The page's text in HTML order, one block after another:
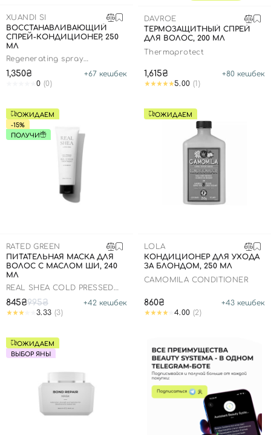
Кремы для тела с SPF
Миниатюры
Карбокситерапия
Бьюти Гаджеты
Автозагар
Шея и декольте
Специальный уход
Для детей
Дезодоранты
Интимный уход
XUANDI SI
ВОССТАНАВЛИВАЮЩИЙ
СПРЕЙ-КОНДИЦИОНЕР, 250
МЛ
Regenerating spray
1,350₴ +67 кешбек
0 (0)
DAVROE
ТЕРМОЗАЩИТНЫЙ СПРЕЙ
ДЛЯ ВОЛОС, 200 МЛ
Thermaprotect
1,615₴ +80 кешбек
5.00 (1)
ОЖИДАЕМ
-15%
ПОЛУЧИ
RATED GREEN
ПИТАТЕЛЬНАЯ МАСКА ДЛЯ
ВОЛОС С МАСЛОМ ШИ, 240
МЛ
REAL SHEA COLD PRESSED
TREATMENT
845₴995₴ +42 кешбек
3.33 (3)
ОЖИДАЕМ
LOLA
КОНДИЦИОНЕР ДЛЯ УХОДА
ЗА БЛОНДОМ, 250 МЛ
CAMOMILA CONDITIONER
860₴ +43 кешбек
4.00 (2)
ОЖИДАЕМ
ВЫБОР ЯНЫ